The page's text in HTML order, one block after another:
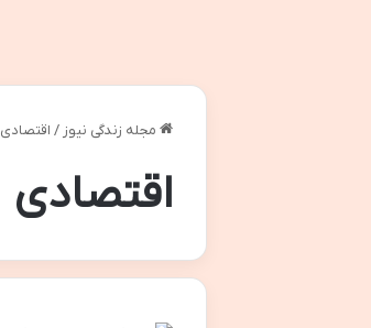
مجله زندگی نیوز / اقتصادی
اقتصادی